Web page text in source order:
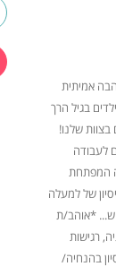
- קיץ 2026 אם יש בך אהבה אמיתית
בגיל הרך
שלנו!
לעבודה
המפתחת
של למעלה
ש... *אוהב/ת
רגישות
בהנחיה/